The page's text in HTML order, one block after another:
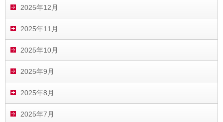
2025年12月
2025年11月
2025年10月
2025年9月
2025年8月
2025年7月